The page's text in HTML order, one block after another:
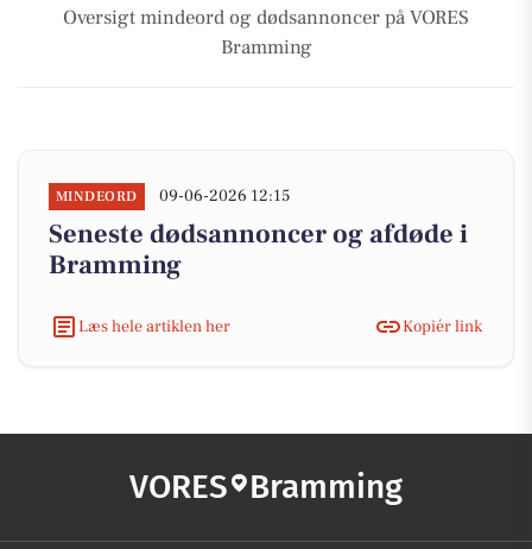
Oversigt mindeord og dødsannoncer på VORES
Bramming
MINDEORD 09-06-2026 12:15
Seneste dødsannoncer og afdøde i
Bramming
Læs hele artiklen her Kopiér link
VORES Bramming